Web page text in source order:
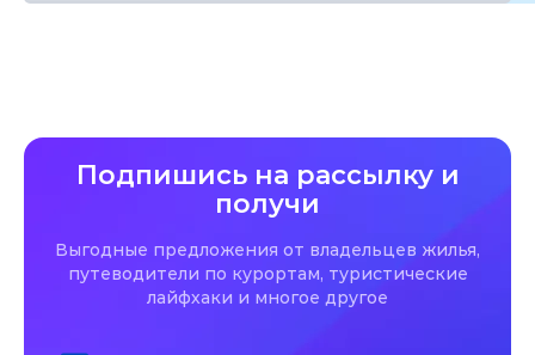
Подпишись на рассылку и
получи
Выгодные предложения от владельцев жилья,
путеводители по курортам, туристические
лайфхаки и многое другое